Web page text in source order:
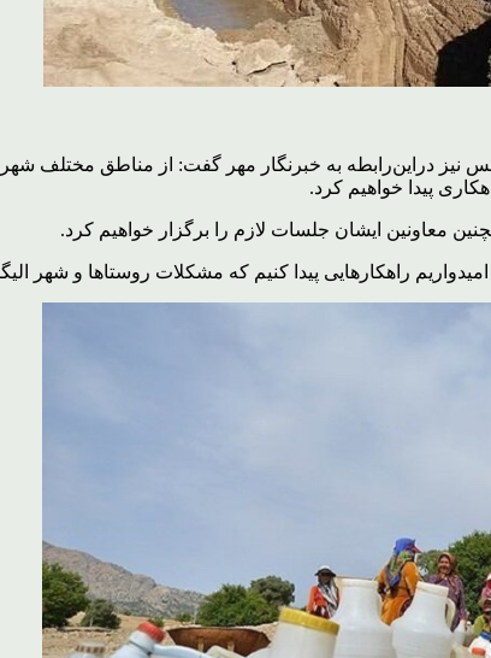
دراین‌رابطه به خبرنگار مهر گفت: از مناطق مختلف
پیدا خواهیم کرد.
معاونین ایشان جلسات لازم را برگزار خواهیم کرد.
راهکارهایی پیدا کنیم که مشکلات روستاها و شهر